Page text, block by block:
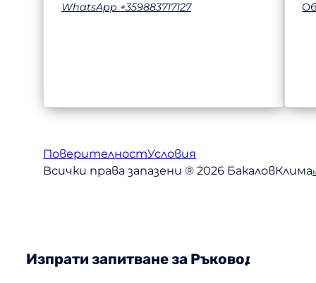
WhatsApp +359883717127
ПоверителностУсловия
Всички права запазени ® 2026 БакаловКлима
Изпрати запитване за Ръководство за